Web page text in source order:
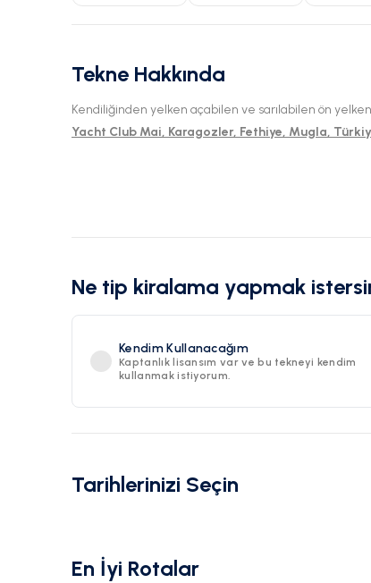
Tekne Hakkında
Kendiliğinden yelken açabilen ve sarılabilen ön
Yacht Club Mai, Karagozler, Fethiye, Mugla,
Ne tip kiralama yapmak
Kendim Kullanacağım
Kaptanlık lisansım var ve bu tekneyi kendim
kullanmak istiyorum.
Tarihlerinizi Seçin
En İyi Rotalar